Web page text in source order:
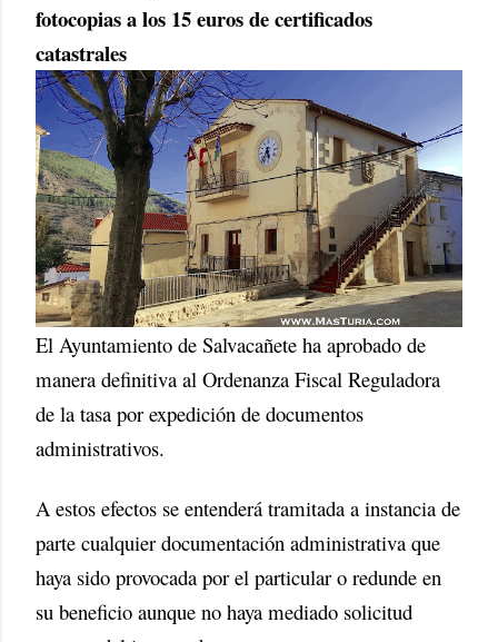
fotocopias a los 15 euros de certificados
catastrales
El Ayuntamiento de Salvacañete ha aprobado de
manera definitiva al Ordenanza Fiscal Reguladora
de la tasa por expedición de documentos
administrativos.
A estos efectos se entenderá tramitada a instancia de
parte cualquier documentación administrativa que
haya sido provocada por el particular o redunde en
su beneficio aunque no haya mediado solicitud